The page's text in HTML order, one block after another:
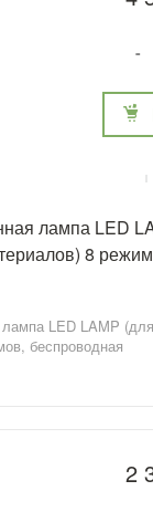
-
лампа LED
8
LED LAMP
беспроводная
2